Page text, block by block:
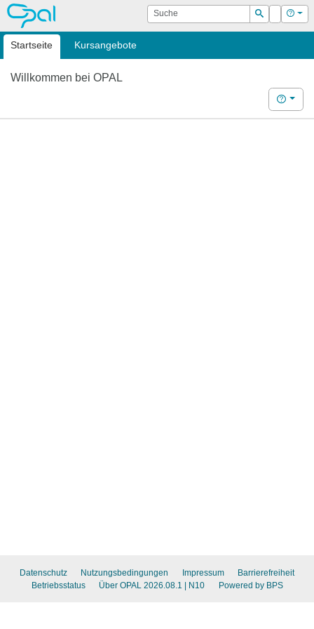
OPAL Suche
Suchen
Login Hilfe
Startseite Kursangebote
Willkommen bei OPAL
Hilfe
Datenschutz Nutzungsbedingungen Impressum
Barrierefreiheit
Betriebsstatus
Über OPAL 2026.08.1 | N10 Powered by BPS